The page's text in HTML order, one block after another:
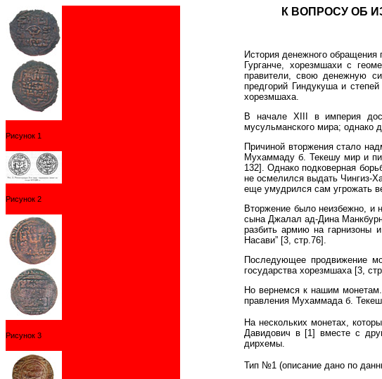
Рисунок 1
Рисунок 2
Рисунок 3
К ВОПРОСУ ОБ
История денежного обращения
Гурганче, хорезмшахи с
правители, свою денежную
предгорий Гиндукуша и
хорезмшаха.
В начале XIII в империя
мусульманского мира; однако
Причиной вторжения стало
Мухаммаду б. Текешу мир и
132]. Однако подковерная
не осмелился выдать Чингиз-
еще умудрился сам угрожать
Вторжение было неизбежно, и
сына Джалал ад-Дина
разбить армию на гарнизоны
Насави” [3, стр.76].
Последующее продвижение
государства хорезмшаха [3,
Но вернемся к нашим
правления Мухаммада б.
На нескольких монетах,
Давидович в [1] вместе с
дирхемы.
Тип №1 (описание дано по